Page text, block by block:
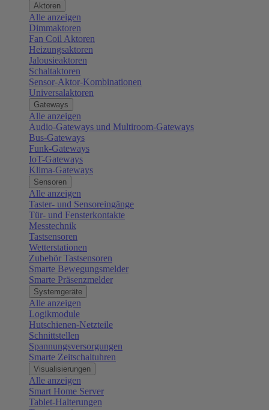
Aktoren
Alle anzeigen
Dimmaktoren
Fan Coil Aktoren
Heizungsaktoren
Jalousieaktoren
Schaltaktoren
Sensor-Aktor-Kombinationen
Universalaktoren
Gateways
Alle anzeigen
Audio-Gateways und Multiroom-Gateways
Bus-Gateways
Funk-Gateways
IoT-Gateways
Klima-Gateways
Sensoren
Alle anzeigen
Taster- und Sensoreingänge
Tür- und Fensterkontakte
Messtechnik
Tastsensoren
Wetterstationen
Zubehör Tastsensoren
Smarte Bewegungsmelder
Smarte Präsenzmelder
Systemgeräte
Alle anzeigen
Logikmodule
Hutschienen-Netzteile
Schnittstellen
Spannungsversorgungen
Smarte Zeitschaltuhren
Visualisierungen
Alle anzeigen
Smart Home Server
Tablet-Halterungen